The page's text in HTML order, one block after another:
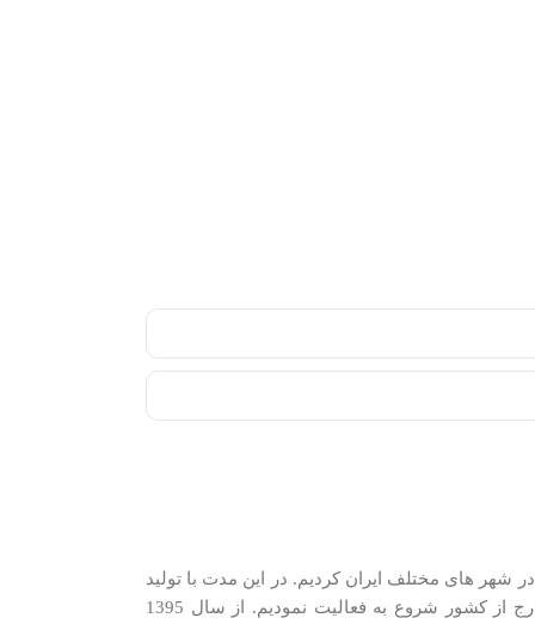
در سال 1389 شروع به شرکت در نمایشگاه های فروش در شهر های مختلف ایران کردیم. در اين مدت با توليد
كنندگان و وارد كنندگان معتبرترین برندها در گروه‌‏های مختلف و با همکاری نزدیک با وارد‏کنندگان و توزیع‏ کنندگان اصلی این کالاها در ایران و خارج از کشور شروع به فعاليت نمودیم. از سال 1395